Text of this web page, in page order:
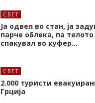
СВЕТ
Ја одвел во стан, ја
парче облека, па телото
спакувал во куфер…
СВЕТ
2.000 туристи
Грција